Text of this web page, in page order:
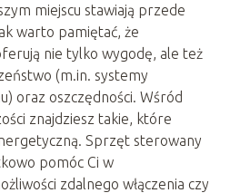
miejscu stawiają przede
warto pamiętać, że
nie tylko wygodę, ale też
(m.in. systemy
oraz oszczędności. Wśród
znajdziesz takie, które
Sprzęt sterowany
pomóc Ci w
zdalnego włączenia czy